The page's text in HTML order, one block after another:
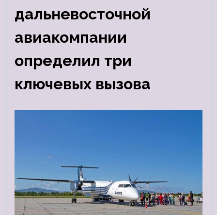
дальневосточной
авиакомпании
определил три
ключевых вызова